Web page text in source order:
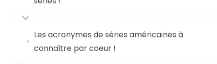
Les acronymes de séries américaines à
connaître par coeur !